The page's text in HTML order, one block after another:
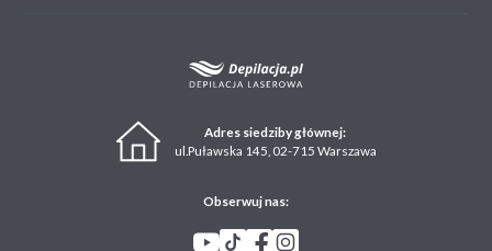
Adres siedziby głównej:
ul.Puławska 145, 02-715 Warszawa
Obserwuj nas: